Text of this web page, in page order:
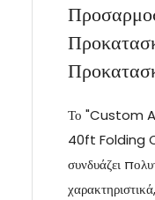
Το "Custom
40ft Folding
συνδυάζει